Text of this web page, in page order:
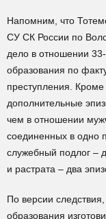
Напомним, что
СУ СК России по
дело в отношении
образования по
преступления.
дополнительные
чем в отношении
соединенных в одно
служебный подлог –
и растрата – два
По версии
образования